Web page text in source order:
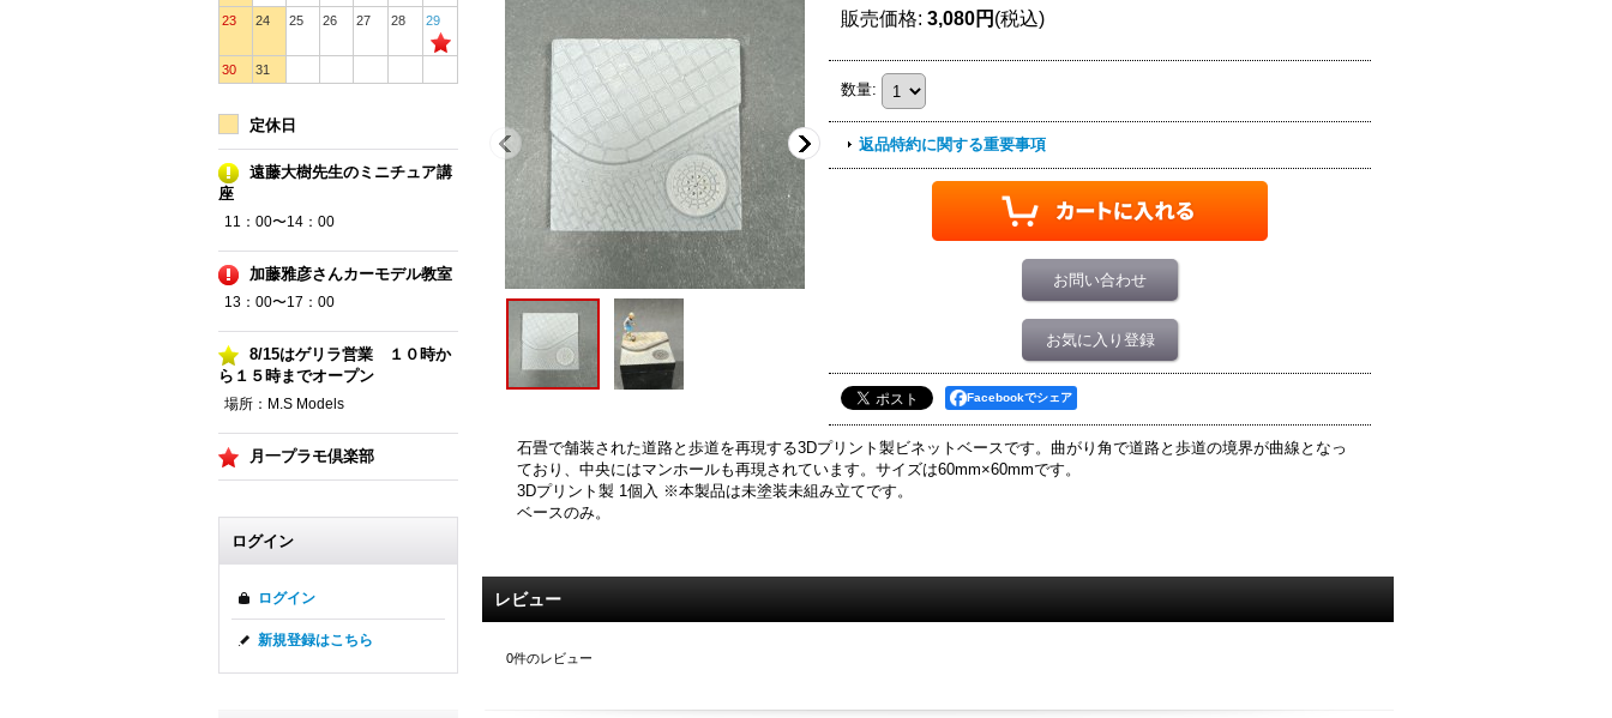
23
24 25 26 27 28 29
30 31
定休日
遠藤大樹先生のミニチュア講
座
11：00〜14：00
加藤雅彦さんカーモデル教室
13：00〜17：00
8/15はゲリラ営業 １０時か
ら１５時までオープン
場所：M.S Models
月一プラモ倶楽部
ログイン
ログイン
新規登録はこちら
販売価格: 3,080円 (税込)
数量:
返品特約に関する重要事項
お問い合わせ
お気に入り登録
Facebookでシェア
石畳で舗装された道路と歩道を再現する3Dプリント製ビネットベースです。曲がり角で道路と歩道の境界が曲線となっ
ており、中央にはマンホールも再現されています。サイズは60mm×60mmです。
3Dプリント製 1個入 ※本製品は未塗装未組み立てです。
ベースのみ。
レビュー
0件のレビュー